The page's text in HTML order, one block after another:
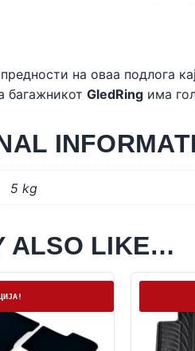
на оваа подлога
багажникот GledRing има
5 kg
ALSO LIKE…